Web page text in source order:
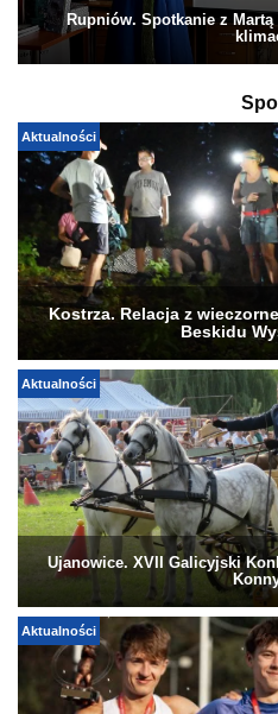
Rupniów. Spotkanie z
Aktualności
Kostrza. Relacja z
Beskidu
Aktualności
Ujanowice. XVII Galicyjski
Aktualności